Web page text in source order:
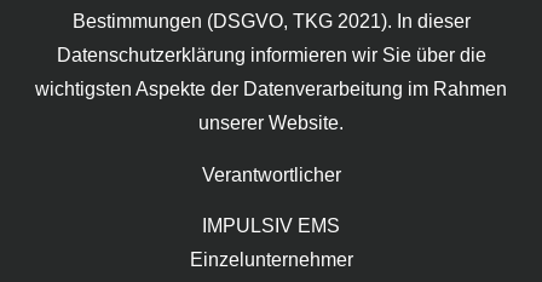
Bestimmungen (DSGVO, TKG 2021). In dieser
Datenschutzerklärung informieren wir Sie über die
wichtigsten Aspekte der Datenverarbeitung im Rahmen
unserer Website.
Verantwortlicher
IMPULSIV EMS
Einzelunternehmer